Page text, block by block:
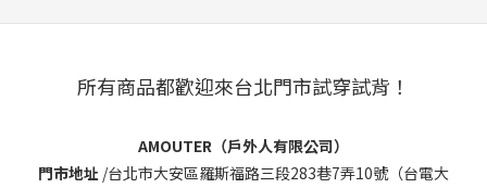
所有商品都歡迎來台北門市試穿試背！
AMOUTER（戶外人有限公司）
門市地址 /台北市大安區羅斯福路三段283巷7弄10號（台電大